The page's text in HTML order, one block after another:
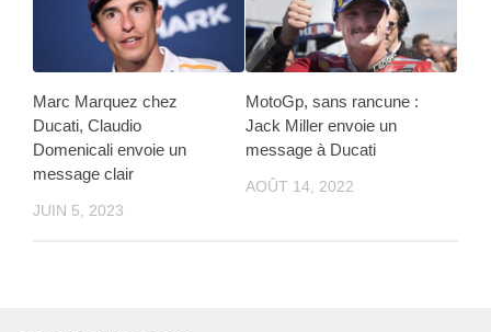
Marc Marquez chez
Ducati, Claudio
Domenicali envoie un
message clair
JUIN 5, 2023
MotoGp, sans rancune :
Jack Miller envoie un
message à Ducati
AOÛT 14, 2022